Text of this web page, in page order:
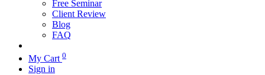
Free Seminar
Client Review
Blog
FAQ
My Cart 0
Sign in